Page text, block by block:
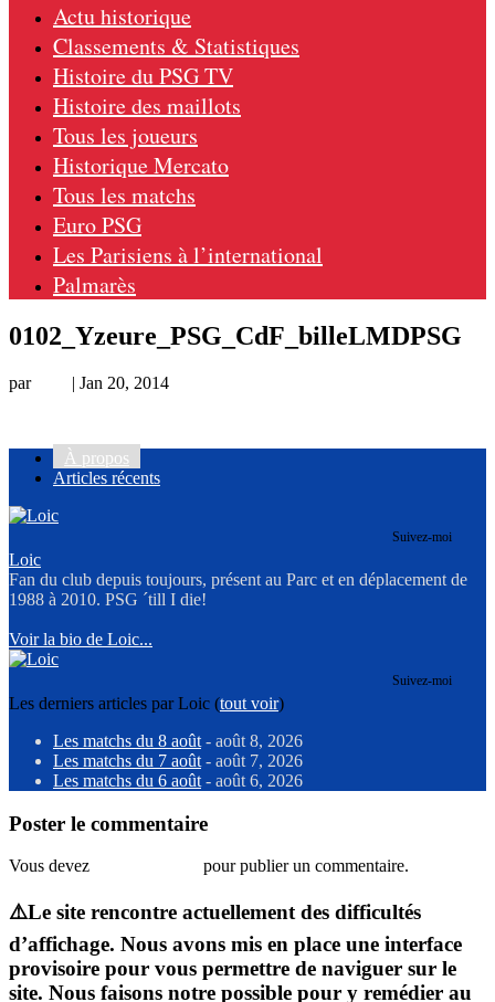
Actu historique
Classements & Statistiques
Histoire du PSG TV
Histoire des maillots
Tous les joueurs
Historique Mercato
Tous les matchs
Euro PSG
Les Parisiens à l’international
Palmarès
0102_Yzeure_PSG_CdF_billeLMDPSG
par | Jan 20, 2014
À propos
Articles récents
Suivez-moi
Loic
Fan du club depuis toujours, présent au Parc et en déplacement de
1988 à 2010. PSG ´till I die!
Voir la bio de Loic...
Suivez-moi
Les derniers articles par Loic (tout voir)
Les matchs du 8 août - août 8, 2026
Les matchs du 7 août - août 7, 2026
Les matchs du 6 août - août 6, 2026
Poster le commentaire
Vous devez pour publier un commentaire.
⚠️Le site rencontre actuellement des difficultés
d’affichage. Nous avons mis en place une interface
provisoire pour vous permettre de naviguer sur le
site. Nous faisons notre possible pour y remédier au